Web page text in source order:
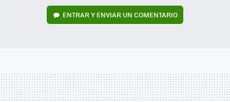
ENTRAR Y ENVIAR UN COMENTARIO